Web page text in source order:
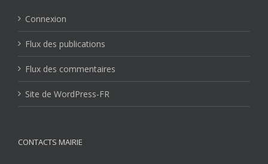
Connexion
Flux des publications
Flux des commentaires
Site de WordPress-FR
CONTACTS MAIRIE